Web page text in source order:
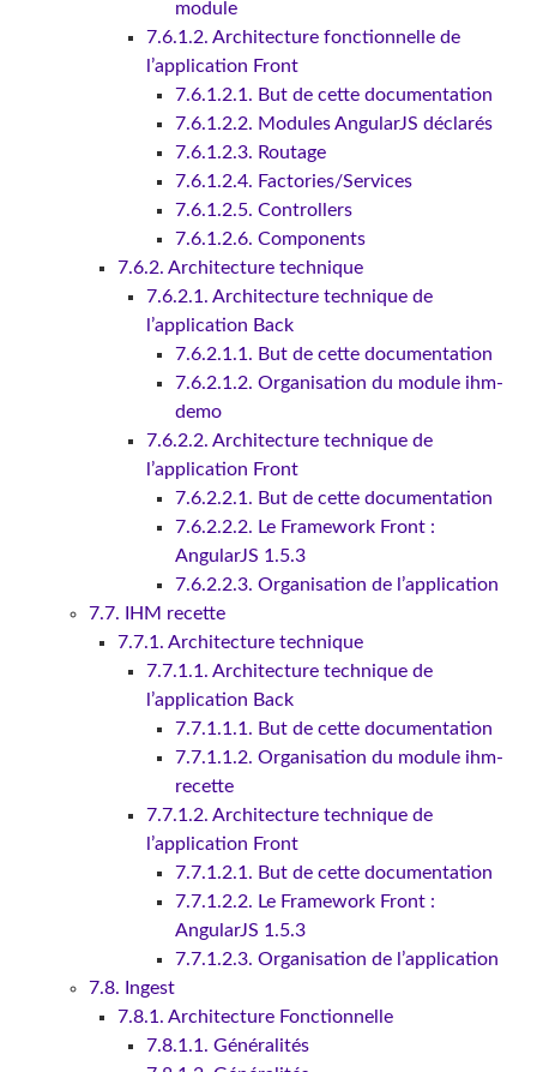
module
7.6.1.2. Architecture fonctionnelle de
l’application Front
7.6.1.2.1. But de cette documentation
7.6.1.2.2. Modules AngularJS déclarés
7.6.1.2.3. Routage
7.6.1.2.4. Factories/Services
7.6.1.2.5. Controllers
7.6.1.2.6. Components
7.6.2. Architecture technique
7.6.2.1. Architecture technique de
l’application Back
7.6.2.1.1. But de cette documentation
7.6.2.1.2. Organisation du module ihm-
demo
7.6.2.2. Architecture technique de
l’application Front
7.6.2.2.1. But de cette documentation
7.6.2.2.2. Le Framework Front :
AngularJS 1.5.3
7.6.2.2.3. Organisation de l’application
7.7. IHM recette
7.7.1. Architecture technique
7.7.1.1. Architecture technique de
l’application Back
7.7.1.1.1. But de cette documentation
7.7.1.1.2. Organisation du module ihm-
recette
7.7.1.2. Architecture technique de
l’application Front
7.7.1.2.1. But de cette documentation
7.7.1.2.2. Le Framework Front :
AngularJS 1.5.3
7.7.1.2.3. Organisation de l’application
7.8. Ingest
7.8.1. Architecture Fonctionnelle
7.8.1.1. Généralités